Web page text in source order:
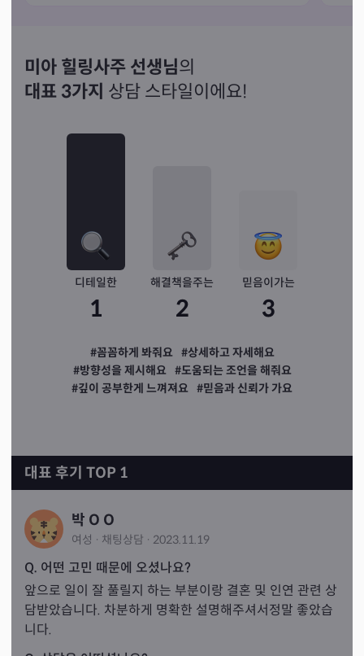
미아 힐링사주 선생님의
대표 3가지 상담 스타일이에요!
디테일한
1
해결책을주는
2
믿음이가는
3
#꼼꼼하게 봐줘요 #상세하고 자세해요
#방향성을 제시해요 #도움되는 조언을 해줘요
#깊이 공부한게 느껴져요 #믿음과 신뢰가 가요
대표 후기 TOP 1
박 O O
여성 · 채팅상담 · 2023.11.19
Q. 어떤 고민 때문에 오셨나요?
앞으로 일이 잘 풀릴지 하는 부분이랑 결혼 및 인연 관련 상
담받았습니다. 차분하게 명확한 설명해주셔서정말 좋았습
니다.